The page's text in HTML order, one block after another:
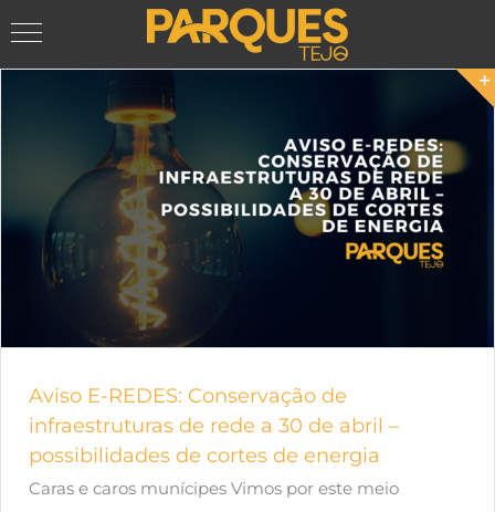
Aviso E-REDES: Conservação de
infraestruturas de rede a 30 de abril –
possibilidades de cortes de energia
Caras e caros munícipes Vimos por este meio